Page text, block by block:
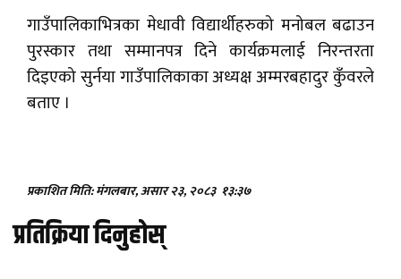
गाउँपालिकाभित्रका मेधावी विद्यार्थीहरुको मनोबल बढाउन
पुरस्कार तथा सम्मानपत्र दिने कार्यक्रमलाई निरन्तरता
दिइएको सुर्नया गाउँपालिकाका अध्यक्ष अम्मरबहादुर कुँवरले
बताए ।
प्रकाशित मिति: मंगलबार, असार २३, २०८३ १३:३७
प्रतिक्रिया दिनुहोस्